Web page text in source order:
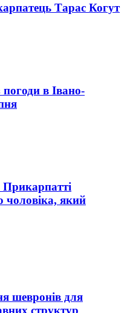
Тарас Когут
в Івано-
чоловіка, який
шевронів для
структур